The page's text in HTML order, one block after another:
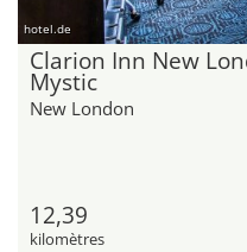
hotel.de
Clarion Inn New
Mystic
New London
12,39
kilomètres